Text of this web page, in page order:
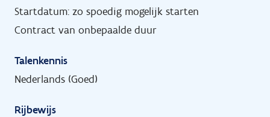
Startdatum: zo spoedig mogelijk starten
Contract van onbepaalde duur
Talenkennis
Nederlands (Goed)
Rijbewijs